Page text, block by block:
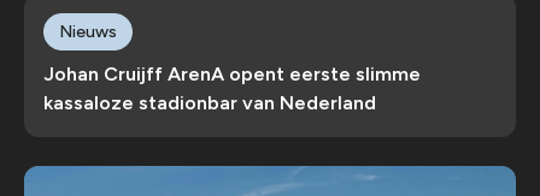
Johan Cruijff ArenA opent eerste slimme
kassaloze stadionbar van Nederland
Nieuws